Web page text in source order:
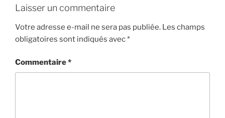
k
Laisser un commentaire
Votre adresse e-mail ne sera pas publiée. Les champs
obligatoires sont indiqués avec*
Commentaire*